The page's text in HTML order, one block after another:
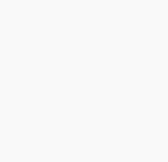
افزار...